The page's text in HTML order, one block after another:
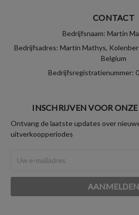
CONTACT
Bedrijfsnaam: Martin
Bedrijfsadres: Martin Mathys,
Belgium
Bedrijfsregistratienummer:
INSCHRIJVEN VOOR
Ontvang de laatste updates over
uitverkoopperiodes
mailadres